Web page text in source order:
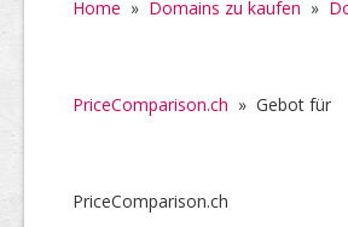
Home » Domains zu kaufen »
PriceComparison.ch » Gebot für
PriceComparison.ch